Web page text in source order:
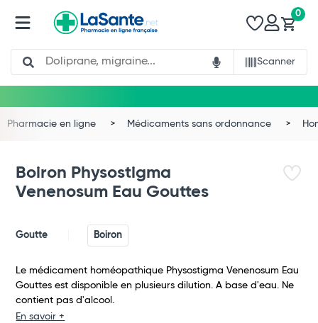
Search
Scanner
0
Total
Pharmacie en ligne Médicaments sans ordonnance
Boiron Physostigma
Venenosum Eau Gouttes
Goutte Boiron
Le médicament homéopathique Physostigma Venenosum Eau
Gouttes est disponible en plusieurs dilution. A base d'eau. Ne
contient pas d'alcool.
En savoir +